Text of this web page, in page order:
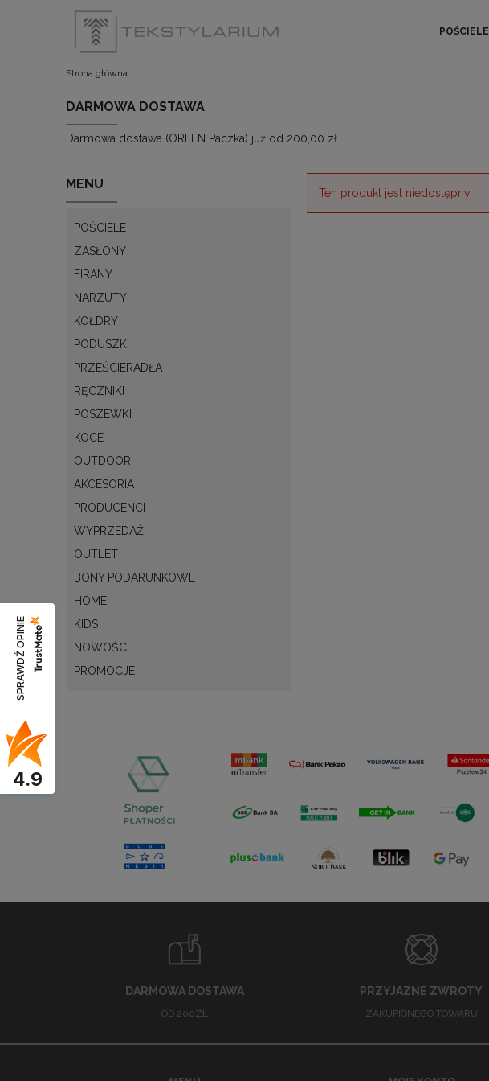
POŚCIELE
Strona główna
DARMOWA DOSTAWA
Darmowa dostawa (ORLEN Paczka) już od 200,00 zł.
MENU
POŚCIELE
ZASŁONY
FIRANY
NARZUTY
KOŁDRY
PODUSZKI
PRZEŚCIERADŁA
RĘCZNIKI
POSZEWKI
KOCE
OUTDOOR
AKCESORIA
PRODUCENCI
WYPRZEDAŻ
OUTLET
BONY PODARUNKOWE
HOME
KIDS
NOWOŚCI
PROMOCJE
Ten produkt jest niedostępny.
DARMOWA DOSTAWA
OD 200ZŁ
PRZYJAZNE ZWROTY
ZAKUPIONEGO TOWARU
SPRAWDŹ OPINIE
4.9